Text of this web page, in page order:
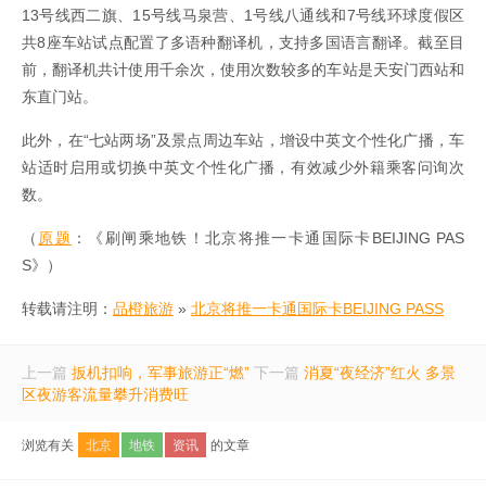
13号线西二旗、15号线马泉营、1号线八通线和7号线环球度假区
共8座车站试点配置了多语种翻译机，支持多国语言翻译。截至目
前，翻译机共计使用千余次，使用次数较多的车站是天安门西站和
东直门站。
此外，在“七站两场”及景点周边车站，增设中英文个性化广播，车
站适时启用或切换中英文个性化广播，有效减少外籍乘客问询次
数。
（ 原题 ：《刷闸乘地铁！北京将推一卡通国际卡BEIJING PAS
S》）
转载请注明： 品橙旅游 » 北京将推一卡通国际卡BEIJING PASS
上一篇 扳机扣响，军事旅游正“燃” 下一篇 消夏“夜经济”红火 多景
区夜游客流量攀升消费旺
浏览有关 北京 地铁 资讯 的文章